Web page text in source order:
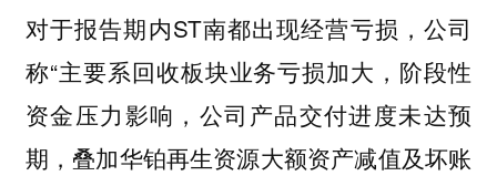
对于报告期内ST南都出现经营亏损，公司
称“主要系回收板块业务亏损加大，阶段性
资金压力影响，公司产品交付进度未达预
期，叠加华铂再生资源大额资产减值及坏账